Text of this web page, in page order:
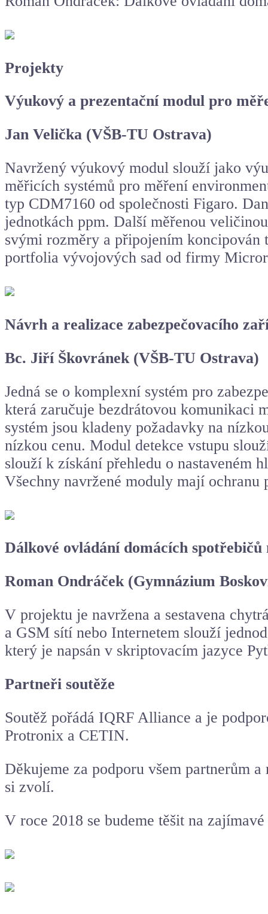
Projekty
Výukový a prezentační modul pro
Jan Velička (VŠB-TU Ostrava)
Navržený výukový modul slouží jako
měřicích systémů pro měření
typ CDM7160 od společnosti Figaro.
jednotkách ppm. Další měřenou
svými rozměry a připojením
portfolia vývojových sad od firmy
Návrh a realizace zabezpečovacího
Bc. Jiří Škovránek (VŠB-TU Ostrava)
Jedná se o komplexní systém pro
která zaručuje bezdrátovou komunikaci
systém jsou kladeny požadavky na
nízkou cenu. Modul detekce vstupu
slouží k získání přehledu o nastaveném
Všechny navržené moduly mají
Dálkové ovládání domácích
Roman Ondráček (Gymnázium
V projektu je navržena a sestavena
a GSM sítí nebo Internetem slouží
který je napsán v skriptovacím jazyce
Partneři soutěže
Soutěž pořádá IQRF Alliance a je
Protronix a CETIN.
Děkujeme za podporu všem partnerům
si zvolí.
V roce 2018 se budeme těšit na